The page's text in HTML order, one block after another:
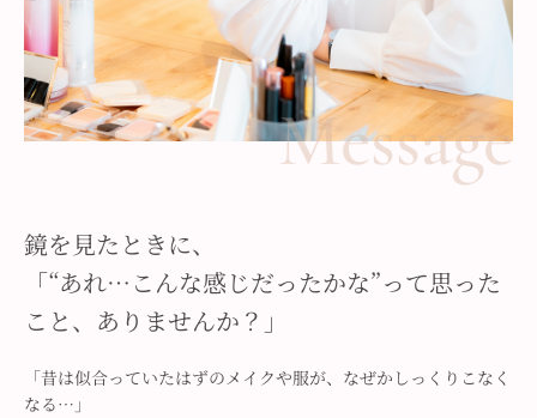
Message
鏡を見たときに、
「“あれ…こんな感じだったかな”って思った
こと、 ありませんか？」
「昔は似合っていたはずのメイクや服が、なぜかしっくりこなく
なる…」